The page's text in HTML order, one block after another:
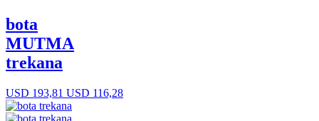
bota
MUTMA
trekana
USD 193,81 USD 116,28